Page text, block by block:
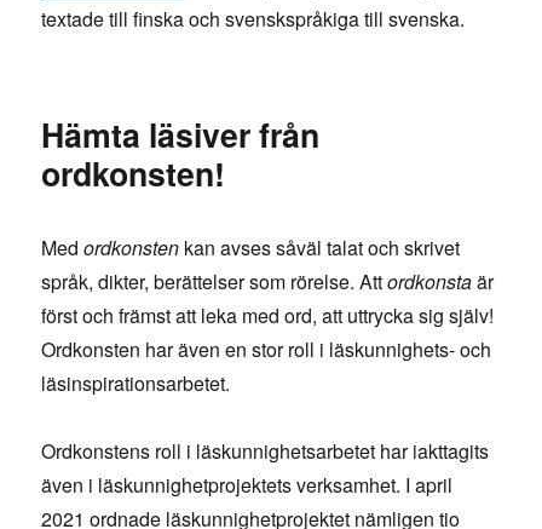
textade till finska och svenskspråkiga till svenska.
Hämta läsiver från
ordkonsten!
Medordkonsten kan avses såväl talat och skrivet
språk, dikter, berättelser som rörelse. Attordkonstaär
först och främst att leka med ord, att uttrycka sig själv!
Ordkonsten har även en stor roll i läskunnighets- och
läsinspirationsarbetet.
Ordkonstens roll i läskunnighetsarbetet har iakttagits
även i läskunnighetprojektets verksamhet. I april
2021 ordnade läskunnighetprojektet nämligen tio